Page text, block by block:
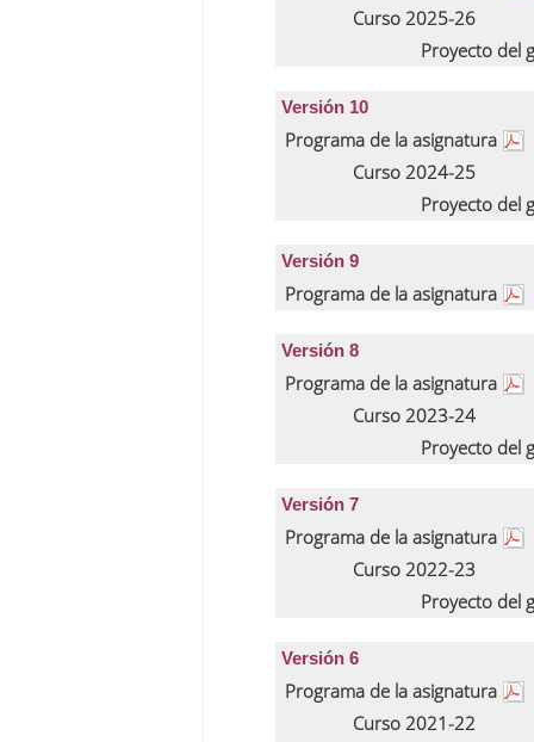
Curso 2025-26
Proyecto del
Versión 10
Programa de la asignatura
Curso 2024-25
Proyecto del
Versión 9
Programa de la asignatura
Versión 8
Programa de la asignatura
Curso 2023-24
Proyecto del
Versión 7
Programa de la asignatura
Curso 2022-23
Proyecto del
Versión 6
Programa de la asignatura
Curso 2021-22